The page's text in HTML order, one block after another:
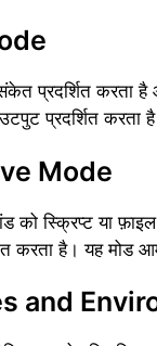
प्रदर्शित करता
प्रदर्शित करता
Mode
को स्क्रिप्ट या
करता है। यह मोड
and